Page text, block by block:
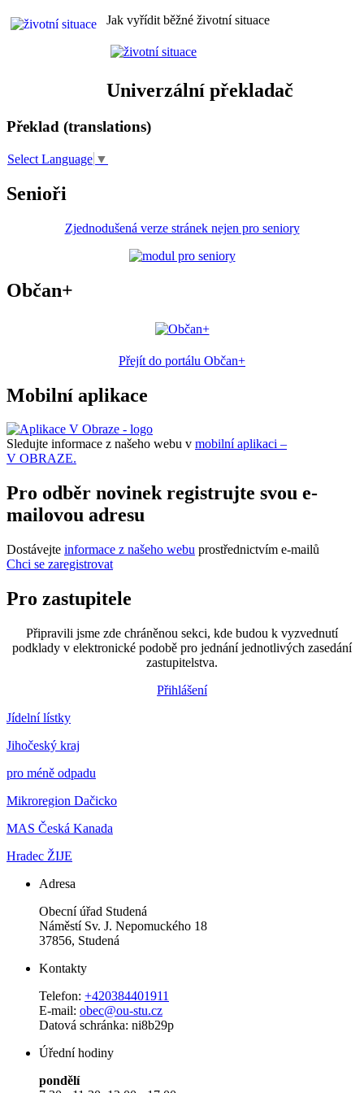
Jak vyřídit běžné životní situace
Univerzální překladač
Překlad (translations)
Select Language ▼
Senioři
Zjednodušená verze stránek nejen pro seniory
Občan+
Přejít do portálu Občan+
Mobilní aplikace
Sledujte informace z našeho webu v mobilní aplikaci –
V OBRAZE.
Pro odběr novinek registrujte svou e-
mailovou adresu
Dostávejte informace z našeho webu prostřednictvím e-mailů
Chci se zaregistrovat
Pro zastupitele
Připravili jsme zde chráněnou sekci, kde budou k vyzvednutí
podklady v elektronické podobě pro jednání jednotlivých zasedání
zastupitelstva.
Přihlášení
Jídelní lístky
Jihočeský kraj
pro méně odpadu
Mikroregion Dačicko
MAS Česká Kanada
Hradec ŽIJE
Adresa
Obecní úřad Studená
Náměstí Sv. J. Nepomuckého 18
37856, Studená
Kontakty
Telefon: +420384401911
E-mail: obec@ou-stu.cz
Datová schránka: ni8b29p
Úřední hodiny
pondělí